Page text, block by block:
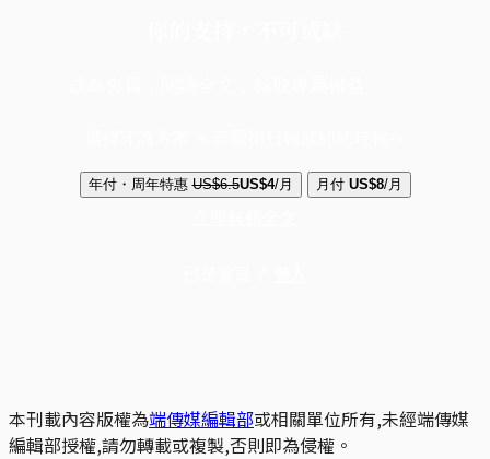
年付・周年特惠 US$6.5US$4/月 月付 US$8/月
本刊載內容版權為端傳媒編輯部或相關單位所有,未經端傳媒
編輯部授權,請勿轉載或複製,否則即為侵權。